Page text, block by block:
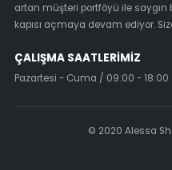
artan müşteri portföyü ile
kapısı açmaya devam ediyor.
ÇALIŞMA SAATLERIMIZ
Pazartesi - Cuma / 09:00 - 18:00
© 2020 Alessa